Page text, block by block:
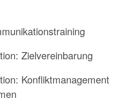
Zielvereinbarung
Konfliktmanagement